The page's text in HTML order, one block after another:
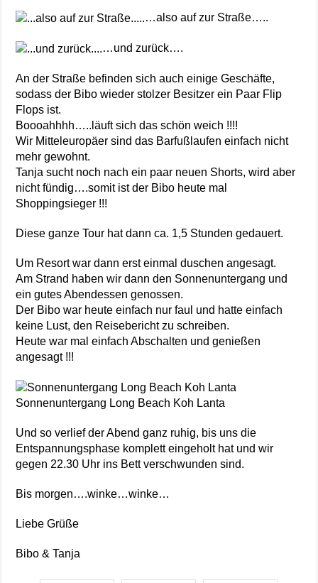
…also auf zur Straße…..
…und zurück….
An der Straße befinden sich auch einige Geschäfte,
sodass der Bibo wieder stolzer Besitzer ein Paar Flip
Flops ist.
Boooahhhh…..läuft sich das schön weich !!!!
Wir Mitteleuropäer sind das Barfußlaufen einfach nicht
mehr gewohnt.
Tanja sucht noch nach ein paar neuen Shorts, wird aber
nicht fündig….somit ist der Bibo heute mal
Shoppingsieger !!!
Diese ganze Tour hat dann ca. 1,5 Stunden gedauert.
Um Resort war dann erst einmal duschen angesagt.
Am Strand haben wir dann den Sonnenuntergang und
ein gutes Abendessen genossen.
Der Bibo war heute einfach nur faul und hatte einfach
keine Lust, den Reisebericht zu schreiben.
Heute war mal einfach Abschalten und genießen
angesagt !!!
Sonnenuntergang Long Beach Koh Lanta
Und so verlief der Abend ganz ruhig, bis uns die
Entspannungsphase komplett eingeholt hat und wir
gegen 22.30 Uhr ins Bett verschwunden sind.
Bis morgen….winke…winke…
Liebe Grüße
Bibo & Tanja